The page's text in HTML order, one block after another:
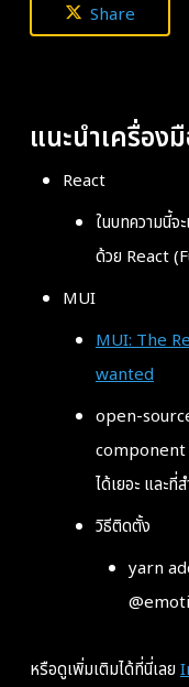
Share
แนะนำเครื่อง
React
ในบทความนี้จ
ด้วย React
MUI
MUI: The
wanted
open-
component
ได้เยอะ และ
วิธีติดตั้ง
yarn
หรือดูเพิ่มเติมได้ที่นี่เลย